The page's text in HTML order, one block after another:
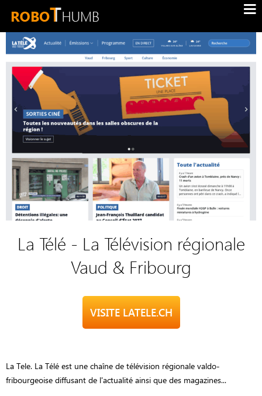
La Télé - La Télévision régionale
Vaud & Fribourg
VISITE LATELE.CH
La Tele. La Télé est une chaîne de télévision régionale valdo-
fribourgeoise diffusant de l'actualité ainsi que des magazines...